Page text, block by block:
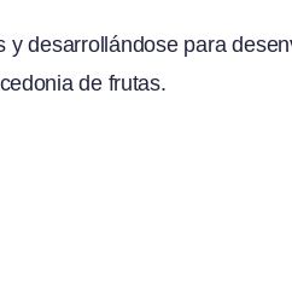
desarrollándose para
de frutas.